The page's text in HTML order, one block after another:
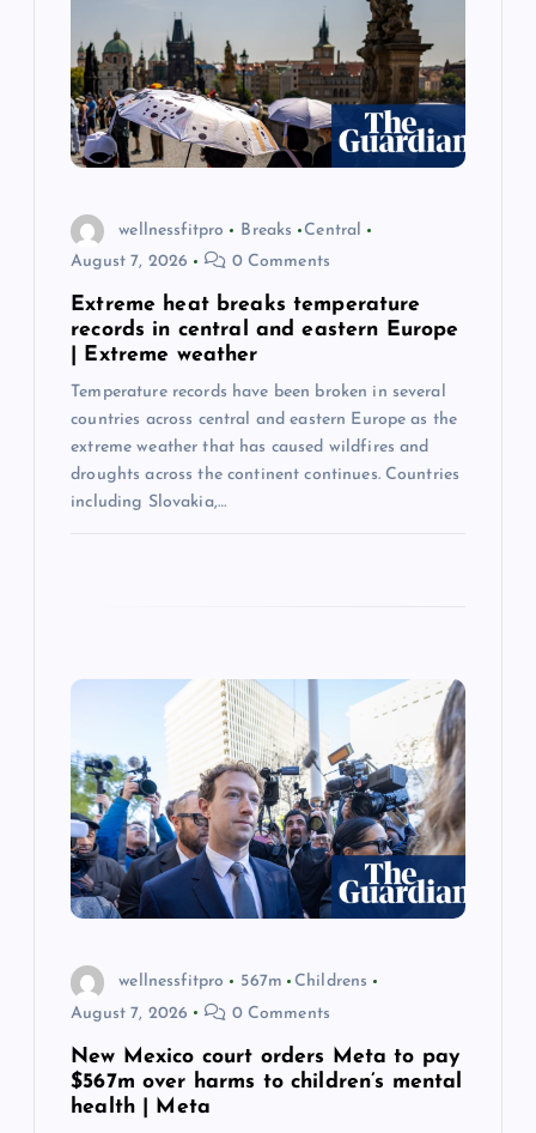
wellnessfitpro Breaks
Central
August 7, 2026
0 Comments
Extreme heat breaks temperature
records in central and eastern Europe
| Extreme weather
Temperature records have been broken in several
countries across central and eastern Europe as the
extreme weather that has caused wildfires and
droughts across the continent continues. Countries
including Slovakia,…
wellnessfitpro 567m
Childrens
August 7, 2026
0 Comments
New Mexico court orders Meta to pay
$567m over harms to children’s mental
health | Meta